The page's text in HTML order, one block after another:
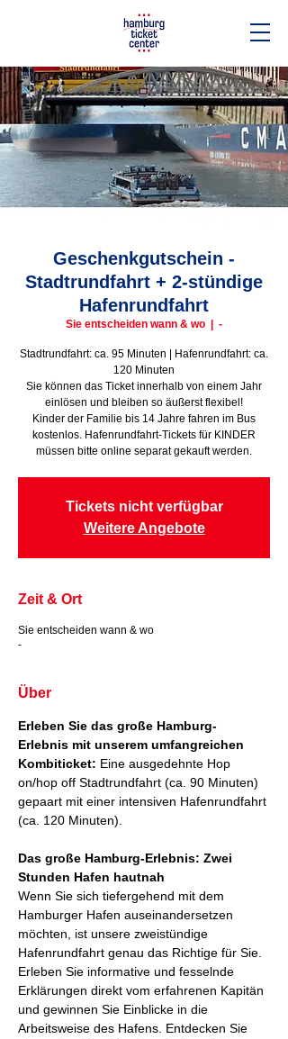
Geschenkgutschein -
Stadtrundfahrt + 2-stündige
Hafenrundfahrt
Sie entscheiden wann & wo -
Stadtrundfahrt: ca. 95 Minuten | Hafenrundfahrt: ca.
120 Minuten
Sie können das Ticket innerhalb von einem Jahr
einlösen und bleiben so äußerst flexibel!
Kinder der Familie bis 14 Jahre fahren im Bus
kostenlos. Hafenrundfahrt-Tickets für KINDER
müssen bitte online separat gekauft werden.
Tickets nicht verfügbar
Weitere Angebote
Zeit & Ort
Sie entscheiden wann & wo
-
Über
Erleben Sie das große Hamburg-
Erlebnis mit unserem umfangreichen
Kombiticket: Eine ausgedehnte Hop
on/hop off Stadtrundfahrt (ca. 90 Minuten)
gepaart mit einer intensiven Hafenrundfahrt
(ca. 120 Minuten).
Das große Hamburg-Erlebnis: Zwei
Stunden Hafen hautnah
Wenn Sie sich tiefergehend mit dem
Hamburger Hafen auseinandersetzen
möchten, ist unsere zweistündige
Hafenrundfahrt genau das Richtige für Sie.
Erleben Sie informative und fesselnde
Erklärungen direkt vom erfahrenen Kapitän
und gewinnen Sie Einblicke in die
Arbeitsweise des Hafens. Entdecken Sie